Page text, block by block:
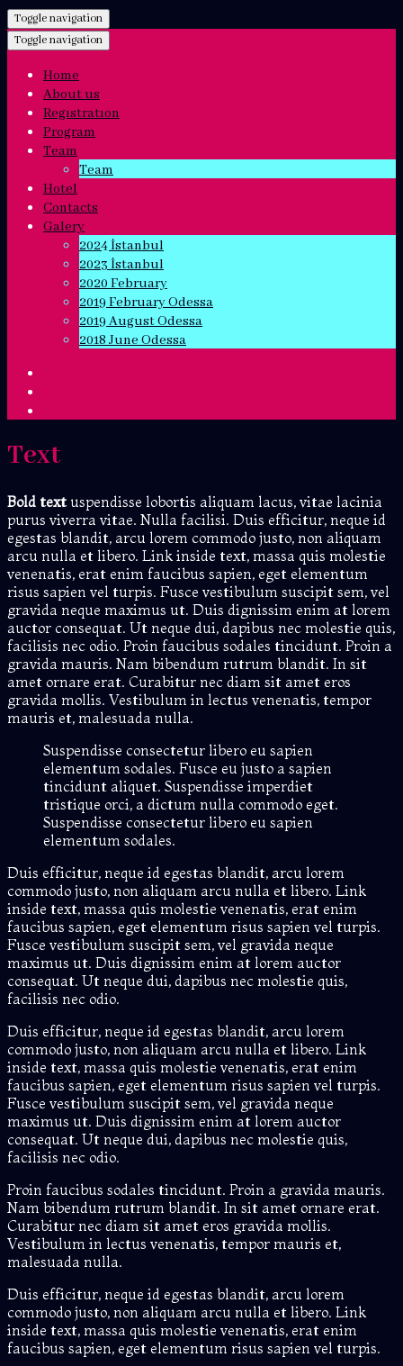
Toggle navigation
Toggle navigation
Home
About us
Regıstratıon
Program
Team
Team
Hotel
Contacts
Galery
2024 İstanbul
2023 İstanbul
2020 February
2019 February Odessa
2019 August Odessa
2018 June Odessa
Text
Bold textuspendisse lobortis aliquam lacus, vitae lacinia
purus viverra vitae. Nulla facilisi. Duis efficitur, neque id
egestas blandit, arcu lorem commodo justo, non aliquam
arcu nulla et libero. Link inside text, massa quis molestie
venenatis, erat enim faucibus sapien, eget elementum
risus sapien vel turpis. Fusce vestibulum suscipit sem, vel
gravida neque maximus ut. Duis dignissim enim at lorem
auctor consequat. Ut neque dui, dapibus nec molestie quis,
facilisis nec odio. Proin faucibus sodales tincidunt. Proin a
gravida mauris. Nam bibendum rutrum blandit. In sit
amet ornare erat. Curabitur nec diam sit amet eros
gravida mollis. Vestibulum in lectus venenatis, tempor
mauris et, malesuada nulla.
Suspendisse consectetur libero eu sapien
elementum sodales. Fusce eu justo a sapien
tincidunt aliquet. Suspendisse imperdiet
tristique orci, a dictum nulla commodo eget.
Suspendisse consectetur libero eu sapien
elementum sodales.
Duis efficitur, neque id egestas blandit, arcu lorem
commodo justo, non aliquam arcu nulla et libero. Link
inside text, massa quis molestie venenatis, erat enim
faucibus sapien, eget elementum risus sapien vel turpis.
Fusce vestibulum suscipit sem, vel gravida neque
maximus ut. Duis dignissim enim at lorem auctor
consequat. Ut neque dui, dapibus nec molestie quis,
facilisis nec odio.
Duis efficitur, neque id egestas blandit, arcu lorem
commodo justo, non aliquam arcu nulla et libero. Link
inside text, massa quis molestie venenatis, erat enim
faucibus sapien, eget elementum risus sapien vel turpis.
Fusce vestibulum suscipit sem, vel gravida neque
maximus ut. Duis dignissim enim at lorem auctor
consequat. Ut neque dui, dapibus nec molestie quis,
facilisis nec odio.
Proin faucibus sodales tincidunt. Proin a gravida mauris.
Nam bibendum rutrum blandit. In sit amet ornare erat.
Curabitur nec diam sit amet eros gravida mollis.
Vestibulum in lectus venenatis, tempor mauris et,
malesuada nulla.
Duis efficitur, neque id egestas blandit, arcu lorem
commodo justo, non aliquam arcu nulla et libero. Link
inside text, massa quis molestie venenatis, erat enim
faucibus sapien, eget elementum risus sapien vel turpis.